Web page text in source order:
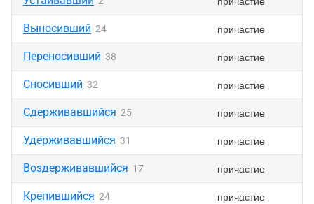
Выносивший 24 причастие
Переносивший 38 причастие
Сносивший 32 причастие
Сдерживавшийся 25 причастие
Удерживавшийся 31 причастие
Воздерживавшийся 17 причастие
Крепившийся 24 причастие